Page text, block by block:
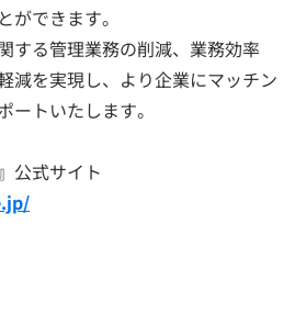
ができます。
する管理業務の削減、業務効率
減を実現し、より企業にマッチン
ートいたします。
公式サイト